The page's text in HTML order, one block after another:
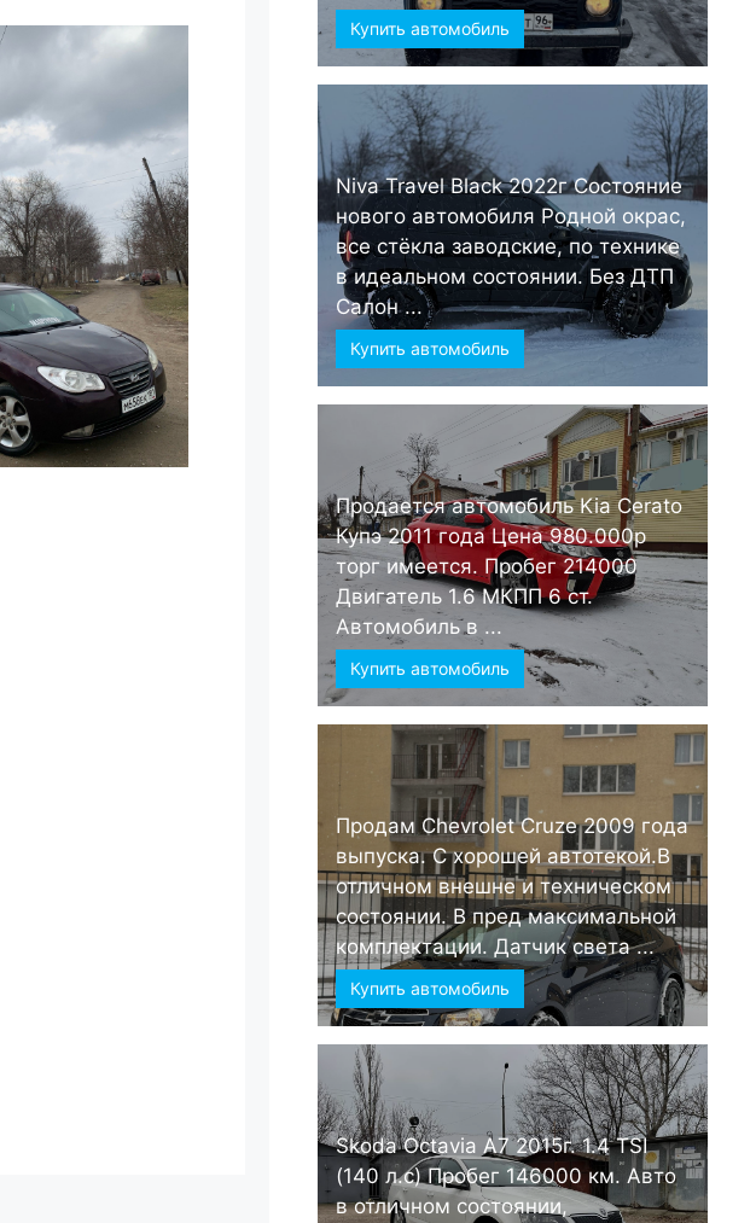
Купить автомобиль
Niva Travel Black 2022г Состояние
нового автомобиля Родной окрас,
все стёкла заводские, по технике
в идеальном состоянии. Без ДТП
Салон ...
Купить автомобиль
Продается автомобиль Kia Cerato
Купэ 2011 года Цена 980.000р
торг имеется. Пробег 214000
Двигатель 1.6 МКПП 6 ст.
Автомобиль в ...
Купить автомобиль
Продам Chevrolet Cruze 2009 года
выпуска. С хорошей автотекой.В
отличном внешне и техническом
состоянии. В пред максимальной
комплектации. Датчик света ...
Купить автомобиль
Skoda Octavia А7 2015г. 1.4 TSI
(140 л.с) Пробег 146000 км. Авто
в отличном состоянии,